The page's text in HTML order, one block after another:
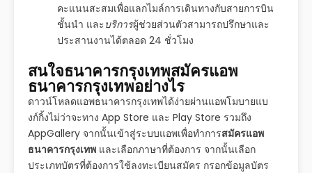
คะแนนสะสมเพื่อแลกไมล์การเดินทางกับสายการบิน
ชั้นนำ และบริการผู้ช่วยส่วนตัวสามารถปรึกษาและ
ประสานงานได้ตลอด 24 ชั่วโมง
สนใจธนาคารกรุงเทพสมัครแอพ
ธนาคารกรุงเทพอย่างไร
ดาวน์โหลดแอพธนาคารกรุงเทพได้ง่ายผ่านแอพโมบายแบ
งก์กิ้งไม่ว่าจะทาง App Store และ Play Store รวมถึง
AppGallery จากนั้นเข้าสู่ระบบแอพเพื่อทำการสมัครแอพ
ธนาคารกรุงเทพ และเลือกภาษาที่ต้องการ จากนั้นเลือก
ประเภทบัตรที่ต้องการใช้ลงทะเบียนสมัคร กรอกข้อมูลบัตร